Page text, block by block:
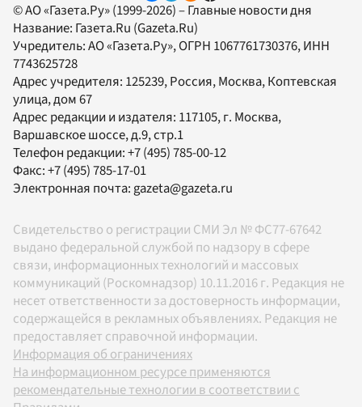
© АО «Газета.Ру» (1999-2026) – Главные новости дня
Название: Газета.Ru (Gazeta.Ru)
Учредитель:АО «Газета.Ру», ОГРН 1067761730376, ИНН
7743625728
Адрес учредителя: 125239, Россия, Москва, Коптевская
улица, дом 67
Адрес редакции и издателя: 117105, г. Москва,
Варшавское шоссе, д.9, стр.1
Телефон редакции:+7 (495) 785-00-12
Факс:+7 (495) 785-17-01
Электронная почта:gazeta@gazeta.ru
Свидетельство о регистрации СМИ Эл № ФС77-67642
выдано федеральной службой по надзору в сфере
связи, информационных технологий и массовых
коммуникаций (Роскомнадзор) 10.11.2016 г. Редакция не
несет ответственности за достоверность информации,
содержащейся в рекламных объявлениях. Редакция не
предоставляет справочной информации.
Информация об ограничениях
На информационном ресурсе применяются
рекомендательные технологии в соответствии с